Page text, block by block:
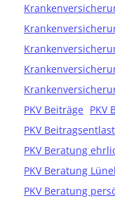
PKV Beiträge PKV
PKV
PKV Beratung
PKV Beratung
PKV Beratung